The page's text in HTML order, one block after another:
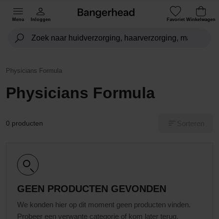
Menu Inloggen Favoriet Winkelwagen
Physicians Formula
Physicians Formula
0 producten
GEEN PRODUCTEN GEVONDEN
We konden hier op dit moment geen producten vinden.
Probeer een verwante categorie of kom later terug.